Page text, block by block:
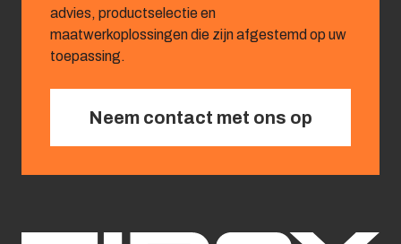
advies, productselectie en
maatwerkoplossingen die zijn afgestemd op uw
toepassing.
Neem contact met ons op